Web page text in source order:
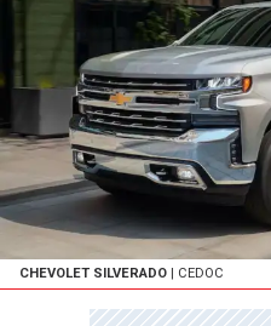
CHEVOLET SILVERADO | CEDOC